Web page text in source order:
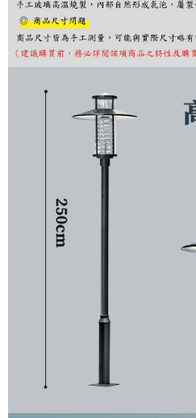
客戶支援中心」 https://
【注意事項】
１．透過由恩沛科技股份有限公司提供
易，需依本服務之必要範圍內提供個人
２．關於個人資料處理事宜，請瀏覽以下
https://aftee.tw/terms/#terms3
３．未成年的使用者請事先徵得法定代
「AFTEE先享後付」，若未經同意申辦
４．使用「AFTEE先享後付」時，將依
請求用戶進行身份認證。
５．嚴禁一人註冊多個帳號或使用他人
恩沛科技股份有限公司將有權停止該用